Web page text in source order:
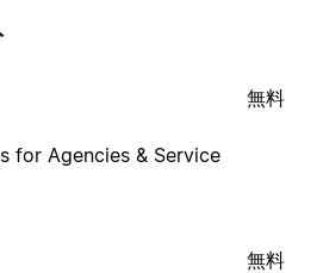
for Agencies & Service
無料
無料